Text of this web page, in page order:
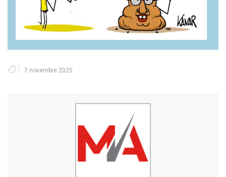
7 novembre 2025